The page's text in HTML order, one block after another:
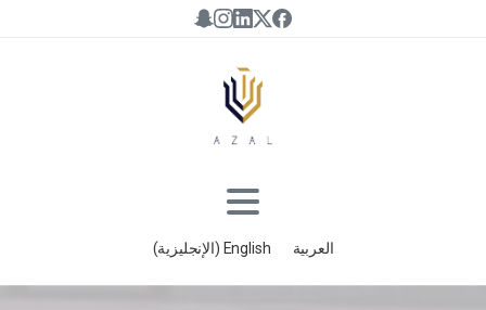
العربية English
(الإنجليزية)